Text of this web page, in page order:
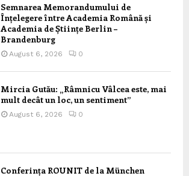
Semnarea Memorandumului de
Înțelegere între Academia Română și
Academia de Științe Berlin –
Brandenburg
August 6, 2026 0
Mircia Gutău: „Râmnicu Vâlcea este, mai
mult decât un loc, un sentiment”
August 6, 2026 0
Conferința ROUNIT de la München